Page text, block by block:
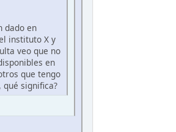
dado en
instituto X y
veo que no
en
que tengo
qué significa?